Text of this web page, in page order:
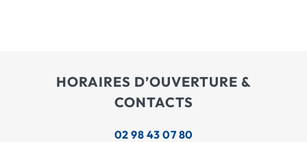
HORAIRES D’OUVERTURE &
CONTACTS
02 98 43 07 80